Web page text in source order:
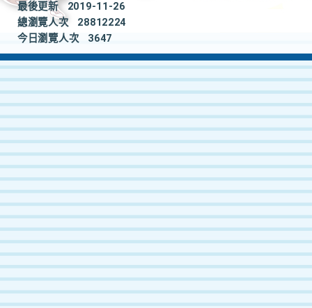
最後更新
2019-11-26
總瀏覽人次
28812224
今日瀏覽人次
3647